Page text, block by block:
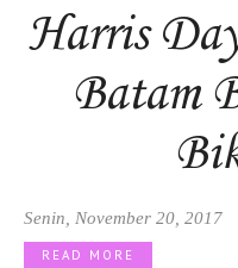
Harris
Batam
Senin, November 20, 2017
READ MORE